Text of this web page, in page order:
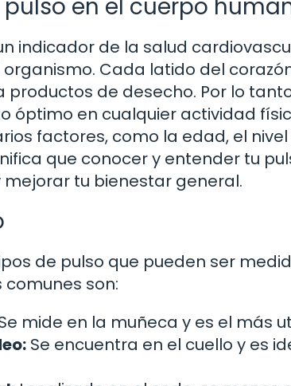
en el cuerpo
indicador de la salud
Cada latido del
productos de desecho. Por lo
óptimo en cualquier actividad
factores, como la edad, el
que conocer y entender tu
mejorar tu bienestar general.
de pulso que pueden ser
son:
mide en la muñeca y es el más
Se encuentra en el cuello y es